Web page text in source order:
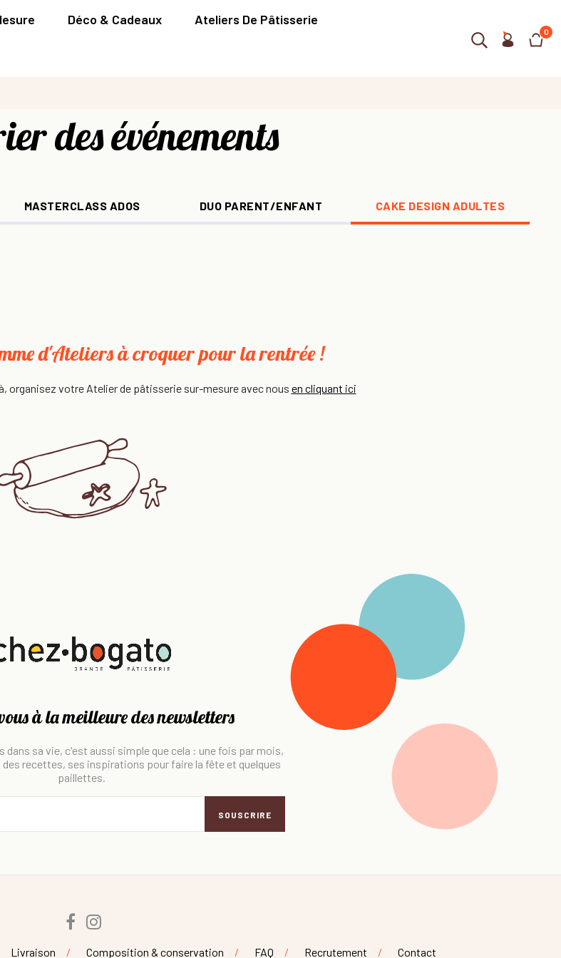
Déco & Cadeaux Ateliers De Pâtisserie
0
des événements
MASTERCLASS ADOS DUO PARENT/ENFANT CAKE DESIGN ADULTES
d'Ateliers à croquer pour la rentrée !
organisez votre Atelier de pâtisserie sur-mesure avec nous en cliquant ici
à la meilleure des newsletters
dans sa vie, c'est aussi simple que cela : une fois par mois,
recettes, ses inspirations pour faire la fête et quelques
paillettes.
SOUSCRIRE
Facebook
Livraison Composition & conservation FAQ Recrutement Contact